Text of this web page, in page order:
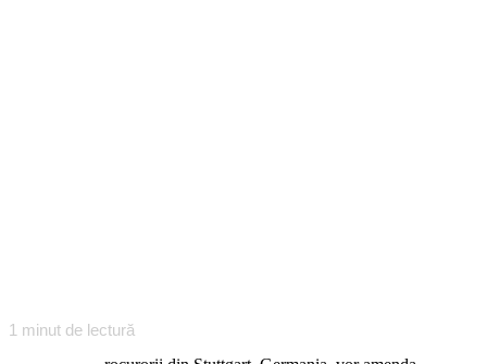
1 minut de lectură